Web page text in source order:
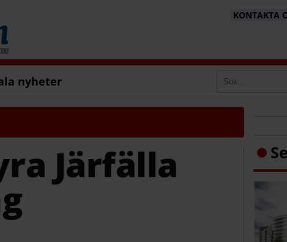
KONTAKTA
nyheter
Järfälla